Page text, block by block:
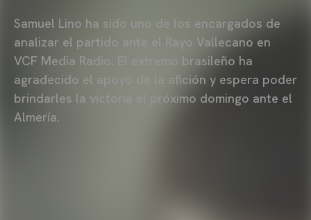
Samuel Lino ha sido uno de los encargados de
analizar el partido ante el Rayo Vallecano en
VCF Media Radio. El extremo brasileño ha
agradecido el apoyo de la afición y espera poder
brindarles la victoria el próximo domingo ante el
Almería.